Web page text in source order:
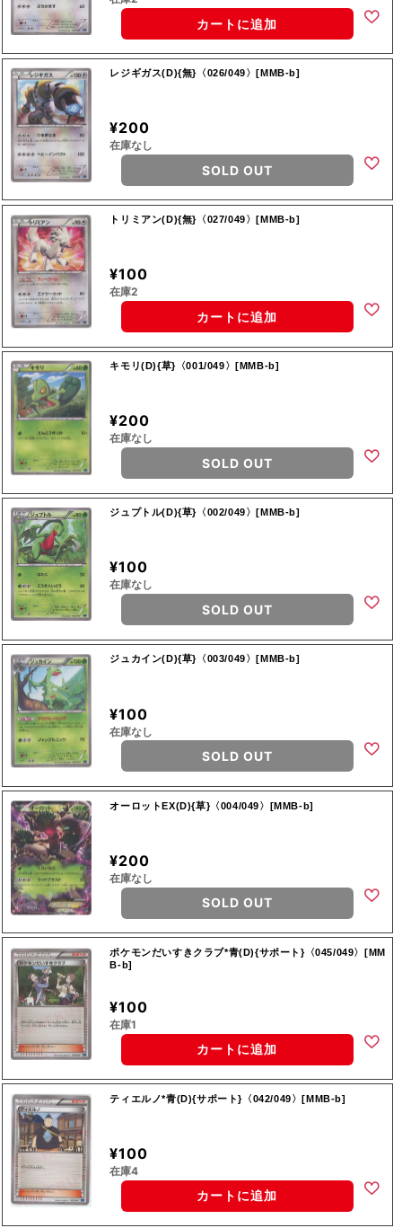
カートに追加
レジギガス(D){無}〈026/049〉[MMB-b]
¥200
在庫なし
SOLD OUT
トリミアン(D){無}〈027/049〉[MMB-b]
¥100
在庫2
カートに追加
キモリ(D){草}〈001/049〉[MMB-b]
¥200
在庫なし
SOLD OUT
ジュプトル(D){草}〈002/049〉[MMB-b]
¥100
在庫なし
SOLD OUT
ジュカイン(D){草}〈003/049〉[MMB-b]
¥100
在庫なし
SOLD OUT
オーロットEX(D){草}〈004/049〉[MMB-b]
¥200
在庫なし
SOLD OUT
ポケモンだいすきクラブ*青(D){サポート}〈045/049〉[MM
B-b]
¥100
在庫1
カートに追加
ティエルノ*青(D){サポート}〈042/049〉[MMB-b]
¥100
在庫4
カートに追加